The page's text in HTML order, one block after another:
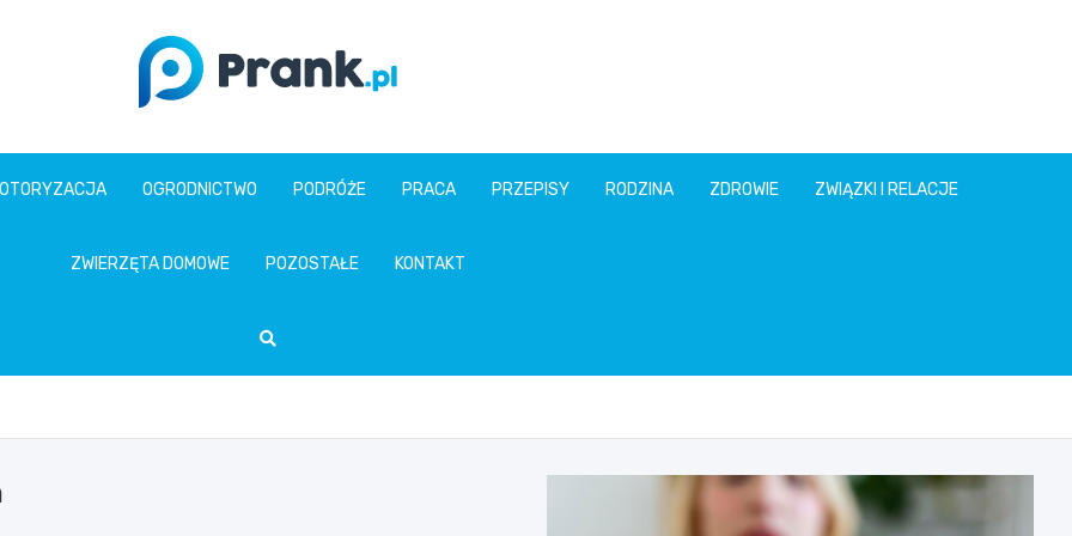
prank.pl
OGRODNICTWO PODRÓŻE PRACA PRZEPISY RODZINA ZDROWIE ZWIĄZKI I RELACJE
ZWIERZĘTA DOMOWE POZOSTAŁE KONTAKT